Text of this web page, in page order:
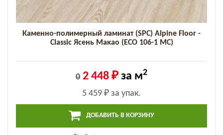
Каменно-полимерный ламинат (SPC) Alpine Floor -
Classic Ясень Макао (ECO 106-1 MC)
0 2 448 ₽ за м2
5 459 ₽ за упак.
ДОБАВИТЬ В КОРЗИНУ